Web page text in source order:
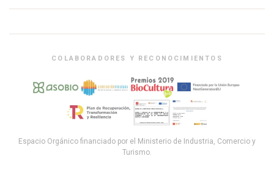
COLABORADORES Y RECONOCIMIENTOS
Espacio Orgánico financiado por el Ministerio de Industria, Comercio y
Turismo.